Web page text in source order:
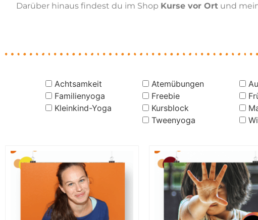
Darüber hinaus findest du im Shop Kurse vor Ortund
Achtsamkeit Atemübungen
Familienyoga
Freebie
Kleinkind-Yoga
Kursblock
Tweenyoga